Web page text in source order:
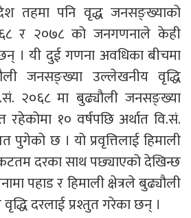
तहमा पनि वृद्ध जनसङ्ख्याको
र २०७८ को जनगणनाले केही
। यी दुई गणना अवधिका बीचमा
जनसङ्ख्या उल्लेखनीय वृद्धि
२०६८ मा बुढ्यौली जनसङ्ख्या
रहेकोमा १० वर्षपछि अर्थात वि.सं.
पुगेको छ । यो प्रवृत्तिलाई हिमाली
दरका साथ पछ्याएको देखिन्छ
पहाड र हिमाली क्षेत्रले बुढ्यौली
दरलाई प्रश्तुत गरेका छन् ।